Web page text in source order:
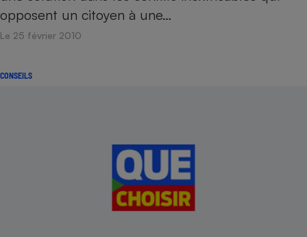
opposent un citoyen à une…
Le 25 février 2010
CONSEILS